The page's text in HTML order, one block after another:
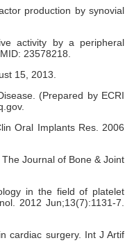
production by synovial
activity by a peripheral
23578218.
15, 2013.
(Prepared by ECRI
Oral Implants Res. 2006
Journal of Bone & Joint
in the field of platelet
2012 Jun;13(7):1131-7.
cardiac surgery. Int J Artif